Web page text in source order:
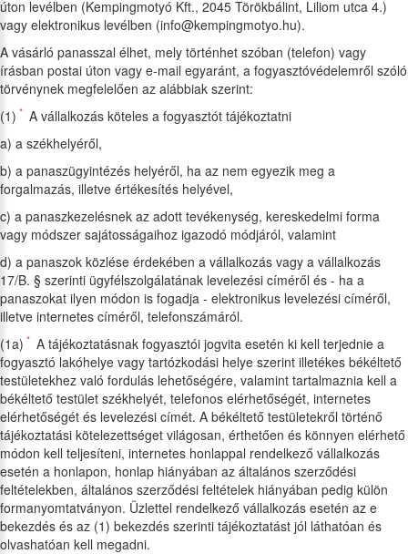
úton levélben (Kempingmotyó Kft., 2045 Törökbálint, Liliom utca 4.)
vagy elektronikus levélben (info@kempingmotyo.hu).
A vásárló panasszal élhet, mely történhet szóban (telefon) vagy
írásban postai úton vagy e-mail egyaránt, a fogyasztóvédelemről szóló
törvénynek megfelelően az alábbiak szerint:
(1) * A vállalkozás köteles a fogyasztót tájékoztatni
a) a székhelyéről,
b) a panaszügyintézés helyéről, ha az nem egyezik meg a
forgalmazás, illetve értékesítés helyével,
c) a panaszkezelésnek az adott tevékenység, kereskedelmi forma
vagy módszer sajátosságaihoz igazodó módjáról, valamint
d) a panaszok közlése érdekében a vállalkozás vagy a vállalkozás
17/B. § szerinti ügyfélszolgálatának levelezési címéről és - ha a
panaszokat ilyen módon is fogadja - elektronikus levelezési címéről,
illetve internetes címéről, telefonszámáról.
(1a) * A tájékoztatásnak fogyasztói jogvita esetén ki kell terjednie a
fogyasztó lakóhelye vagy tartózkodási helye szerint illetékes békéltető
testületekhez való fordulás lehetőségére, valamint tartalmaznia kell a
békéltető testület székhelyét, telefonos elérhetőségét, internetes
elérhetőségét és levelezési címét. A békéltető testületekről történő
tájékoztatási kötelezettséget világosan, érthetően és könnyen elérhető
módon kell teljesíteni, internetes honlappal rendelkező vállalkozás
esetén a honlapon, honlap hiányában az általános szerződési
feltételekben, általános szerződési feltételek hiányában pedig külön
formanyomtatványon. Üzlettel rendelkező vállalkozás esetén az e
bekezdés és az (1) bekezdés szerinti tájékoztatást jól láthatóan és
olvashatóan kell megadni.